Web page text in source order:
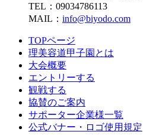
TEL：09034786113
MAIL： info@biyodo.com
TOPページ
理美容道甲子園とは
大会概要
エントリーする
観戦する
協賛のご案内
サポーター企業様一覧
公式バナー・ロゴ使用規定